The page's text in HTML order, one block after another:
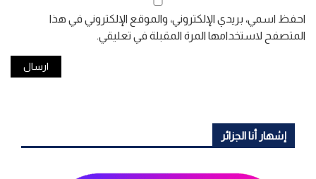
احفظ اسمي، بريدي الإلكتروني، والموقع الإلكتروني في هذا
المتصفح لاستخدامها المرة المقبلة في تعليقي.
إشهار أنا الجزائر